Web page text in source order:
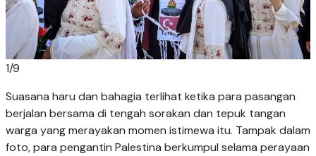
1/9
Suasana haru dan bahagia terlihat ketika para pasangan
berjalan bersama di tengah sorakan dan tepuk tangan
warga yang merayakan momen istimewa itu. Tampak dalam
foto, para pengantin Palestina berkumpul selama perayaan